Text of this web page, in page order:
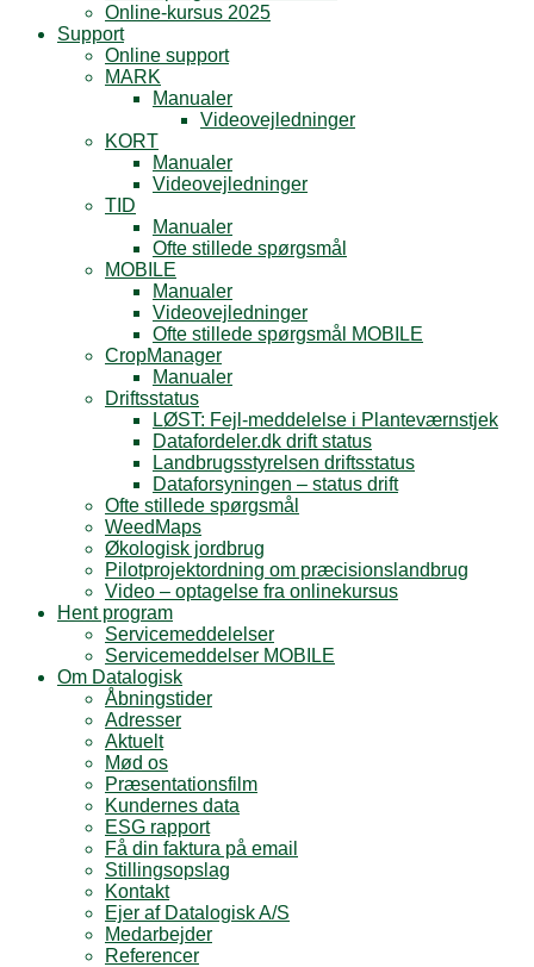
Online-kursus 2025
Support
Online support
MARK
Manualer
Videovejledninger
KORT
Manualer
Videovejledninger
TID
Manualer
Ofte stillede spørgsmål
MOBILE
Manualer
Videovejledninger
Ofte stillede spørgsmål MOBILE
CropManager
Manualer
Driftsstatus
LØST: Fejl-meddelelse i Planteværnstjek
Datafordeler.dk drift status
Landbrugsstyrelsen driftsstatus
Dataforsyningen – status drift
Ofte stillede spørgsmål
WeedMaps
Økologisk jordbrug
Pilotprojektordning om præcisionslandbrug
Video – optagelse fra onlinekursus
Hent program
Servicemeddelelser
Servicemeddelser MOBILE
Om Datalogisk
Åbningstider
Adresser
Aktuelt
Mød os
Præsentationsfilm
Kundernes data
ESG rapport
Få din faktura på email
Stillingsopslag
Kontakt
Ejer af Datalogisk A/S
Medarbejder
Referencer